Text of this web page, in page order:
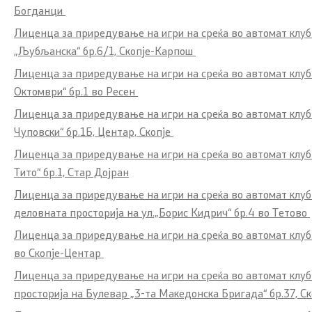
Quality Policy
Organogram
Elections
Financial
Laws and Regulations
Budget and Financing of LGUs
Taxes
Customs
Statements
Press
Богданци
Лиценца за приредување на игри на среќа во автомат
„Љубљанска“ бр.6/1, Скопје-Карпош
Лиценца за приредување на игри на среќа во автомат
Октомври“ бр.1 во Ресен
Лиценца за приредување на игри на среќа во автомат
Чуповски“ бр.1Б, Центар, Скопје
Лиценца за приредување на игри на среќа во автомат
Тито“ бр.1, Стар Дојран
Лиценца за приредување на игри на среќа во автомат
деловната просторија на ул.„Борис Кидрич“ бр.4 во Тетово
Лиценца за приредување на игри на среќа во автомат
во Скопје-Центар
Лиценца за приредување на игри на среќа во автомат
просторија на Булевар „3-та Македонска Бригада“ бр.37,